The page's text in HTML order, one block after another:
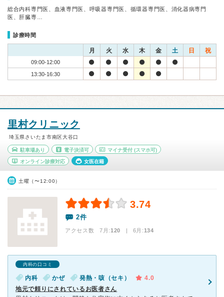
総合内科専門医、血液専門医、呼吸器専門医、循環器専門医、消化器病専門
医、肝臓専…
診療時間
月 火 水 木 金 土 日 祝
09:00-12:00
13:30-16:30
里村クリニック
埼玉県さいたま市南区大谷口
駐車場あり 電子決済可 マイナ受付 (スマホ可)
オンライン診療対応 女医在籍
土曜（〜12:00）
3.74
2件
アクセス数 7月:120 | 6月:134
内科の口コミ
内科 かぜ 発熱・咳（セキ）
4.0
地元で頼りにされているお医者さん